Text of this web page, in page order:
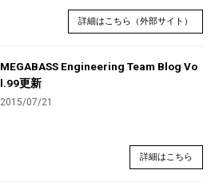
詳細はこちら（外部サイト）
MEGABASS Engineering Team Blog Vo
l.99更新
2015/07/21
詳細はこちら